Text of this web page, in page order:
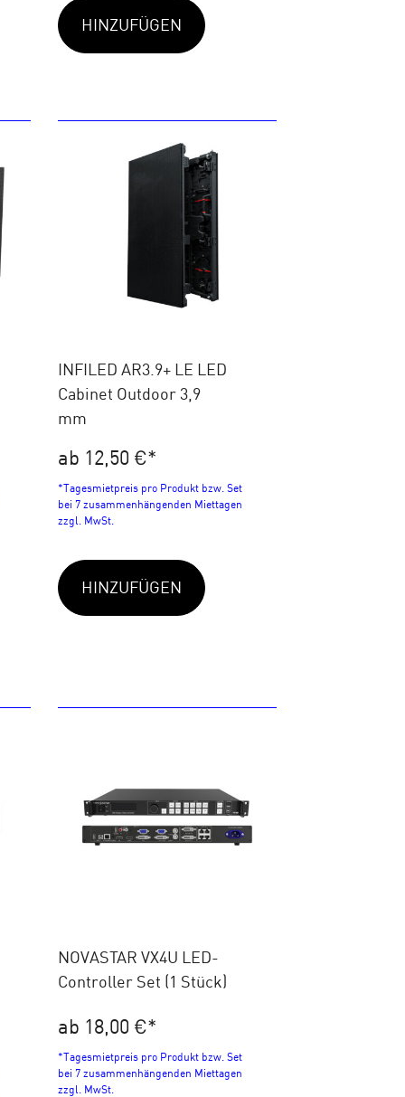
HINZUFÜGEN
INFILED AR3.9+ LE LED
Cabinet Outdoor 3,9
mm
ab 12,50 €*
*Tagesmietpreis pro Produkt bzw. Set
bei 7 zusammenhängenden Miettagen
zzgl. MwSt.
HINZUFÜGEN
NOVASTAR VX4U LED-
Controller Set (1 Stück)
ab 18,00 €*
*Tagesmietpreis pro Produkt bzw. Set
bei 7 zusammenhängenden Miettagen
zzgl. MwSt.